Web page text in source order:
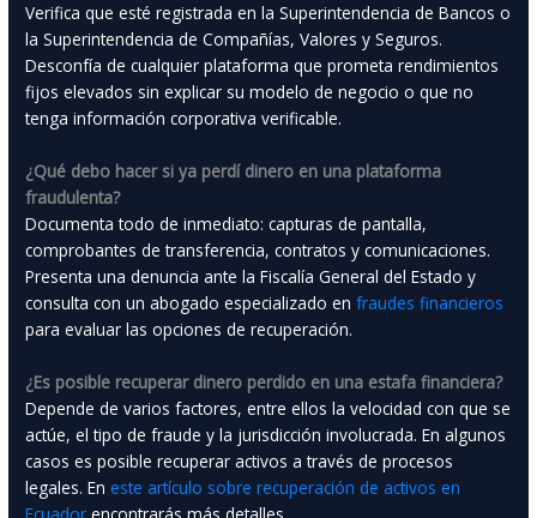
Verifica que esté registrada en la Superintendencia de Bancos o
la Superintendencia de Compañías, Valores y Seguros.
Desconfía de cualquier plataforma que prometa rendimientos
fijos elevados sin explicar su modelo de negocio o que no
tenga información corporativa verificable.
¿Qué debo hacer si ya perdí dinero en una plataforma
fraudulenta?
Documenta todo de inmediato: capturas de pantalla,
comprobantes de transferencia, contratos y comunicaciones.
Presenta una denuncia ante la Fiscalía General del Estado y
consulta con un abogado especializado enfraudes financieros
para evaluar las opciones de recuperación.
¿Es posible recuperar dinero perdido en una estafa financiera?
Depende de varios factores, entre ellos la velocidad con que se
actúe, el tipo de fraude y la jurisdicción involucrada. En algunos
casos es posible recuperar activos a través de procesos
legales. Eneste artículo sobre recuperación de activos en